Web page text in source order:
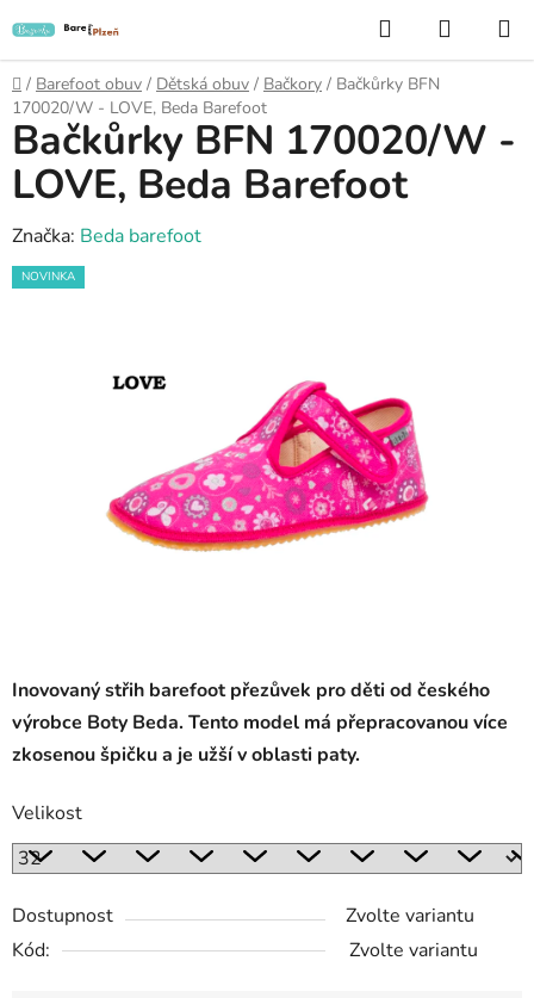
na
obsah
Hledat
KOŠÍK
Domů
/ Barefoot obuv / Dětská obuv / Bačkory / Bačkůrky BFN
170020/W - LOVE, Beda Barefoot
Inovovaný střih barefoot přezůvek pro děti od českého
výrobce Boty Beda. Tento model má přepracovanou více
zkosenou špičku a je užší v oblasti paty.
Velikost
Dostupnost
Zvolte variantu
Kód:
Zvolte variantu
Bačkůrky BFN 170020/W -
LOVE, Beda Barefoot
Značka: Beda barefoot
NOVINKA